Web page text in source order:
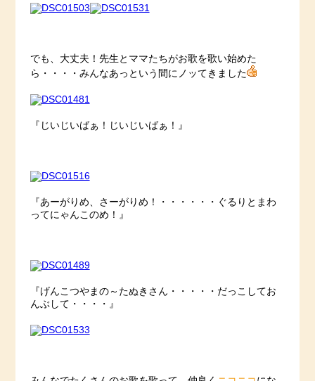
でも、大丈夫！先生とママたちがお歌を歌い始めた
ら・・・・みんなあっという間にノッてきました
『じいじいばぁ！じいじいばぁ！』
『あーがりめ、さーがりめ！・・・・・・ぐるりとまわ
ってにゃんこのめ！』
『げんこつやまの～たぬきさん・・・・・だっこしてお
んぶして・・・・』